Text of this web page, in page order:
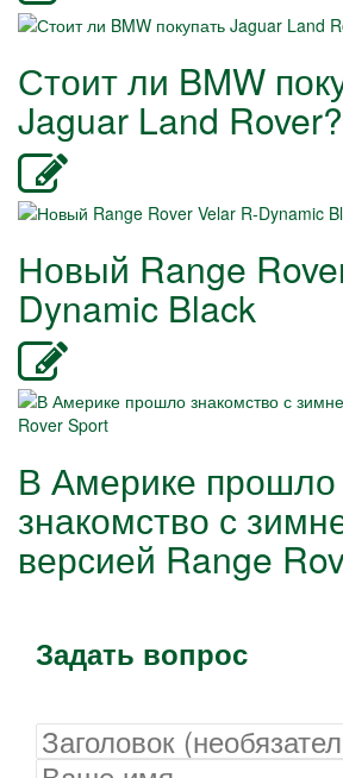
Стоит ли BMW
Jaguar Land Rover?
Новый Range
Dynamic Black
В Америке прошло
знакомство с
версией Range
Задать вопрос